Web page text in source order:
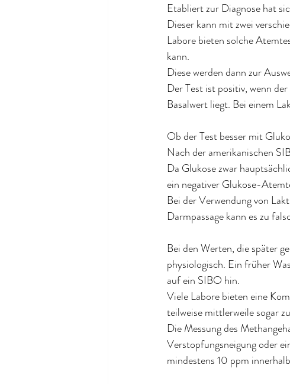
Etabliert zur Diagnose hat
Dieser kann mit zwei
Labore bieten solche
kann.
Diese werden dann zur
Der Test ist positiv, wenn
Basalwert liegt. Bei einem
Ob der Test besser mit
Nach der amerikanischen
Da Glukose zwar
ein negativer Glukose-
Bei der Verwendung von
Darmpassage kann es zu
Bei den Werten, die später
physiologisch. Ein früher
auf ein SIBO hin.
Viele Labore bieten eine
teilweise mittlerweile sogar
Die Messung des
Verstopfungsneigung oder
mindestens 10 ppm